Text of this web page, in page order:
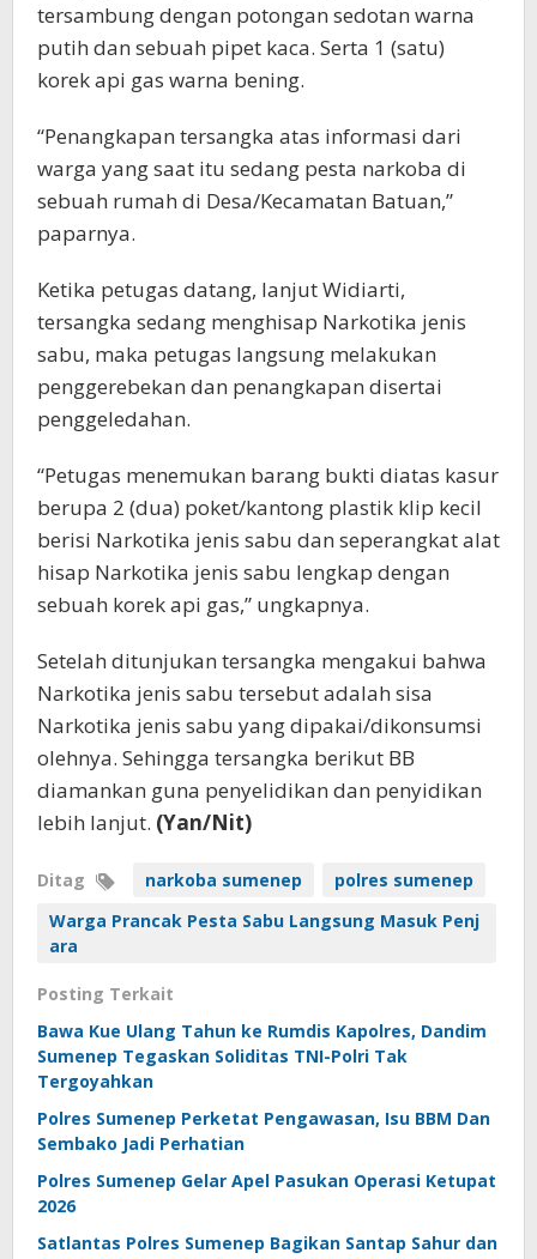
tersambung dengan potongan sedotan warna
putih dan sebuah pipet kaca. Serta 1 (satu)
korek api gas warna bening.
“Penangkapan tersangka atas informasi dari
warga yang saat itu sedang pesta narkoba di
sebuah rumah di Desa/Kecamatan Batuan,”
paparnya.
Ketika petugas datang, lanjut Widiarti,
tersangka sedang menghisap Narkotika jenis
sabu, maka petugas langsung melakukan
penggerebekan dan penangkapan disertai
penggeledahan.
“Petugas menemukan barang bukti diatas kasur
berupa 2 (dua) poket/kantong plastik klip kecil
berisi Narkotika jenis sabu dan seperangkat alat
hisap Narkotika jenis sabu lengkap dengan
sebuah korek api gas,” ungkapnya.
Setelah ditunjukan tersangka mengakui bahwa
Narkotika jenis sabu tersebut adalah sisa
Narkotika jenis sabu yang dipakai/dikonsumsi
olehnya. Sehingga tersangka berikut BB
diamankan guna penyelidikan dan penyidikan
lebih lanjut. (Yan/Nit)
Ditag narkoba sumenep
polres sumenep
Warga Prancak Pesta Sabu Langsung Masuk Penj
ara
Posting Terkait
Bawa Kue Ulang Tahun ke Rumdis Kapolres, Dandim
Sumenep Tegaskan Soliditas TNI-Polri Tak
Tergoyahkan
Polres Sumenep Perketat Pengawasan, Isu BBM Dan
Sembako Jadi Perhatian
Polres Sumenep Gelar Apel Pasukan Operasi Ketupat
2026
Satlantas Polres Sumenep Bagikan Santap Sahur dan